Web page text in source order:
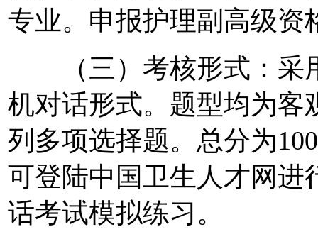
专业。申报护理副高级资
（三）考核形式：采
机对话形式。题型均为客
列多项选择题。总分为
可登陆中国卫生人才网进
话考试模拟练习。